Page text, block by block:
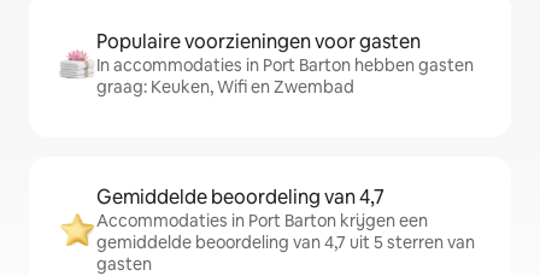
Populaire voorzieningen voor gasten
In accommodaties in Port Barton hebben gasten
graag: Keuken, Wifi en Zwembad
Gemiddelde beoordeling van 4,7
Accommodaties in Port Barton krijgen een
gemiddelde beoordeling van 4,7 uit 5 sterren van
gasten